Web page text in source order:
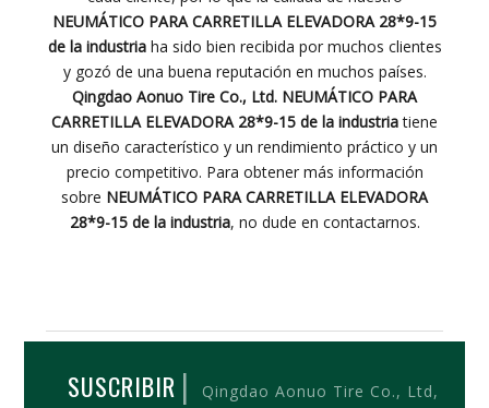
NEUMÁTICO PARA CARRETILLA ELEVADORA 28*9-15
de la industriaha sido bien recibida por muchos clientes
y gozó de una buena reputación en muchos países.
Qingdao Aonuo Tire Co., Ltd. NEUMÁTICO PARA
CARRETILLA ELEVADORA 28*9-15 de la industriatiene
un diseño característico y un rendimiento práctico y un
precio competitivo. Para obtener más información
sobre NEUMÁTICO PARA CARRETILLA ELEVADORA
28*9-15 de la industria, no dude en contactarnos.
SUSCRIBIR |
Qingdao Aonuo Tire Co., Ltd,